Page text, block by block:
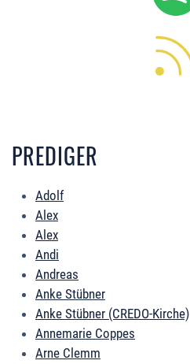
PREDIGER
Adolf
Alex
Alex
Andi
Andreas
Anke Stübner
Anke Stübner (CREDO-Kirche)
Annemarie Coppes
Arne Clemm